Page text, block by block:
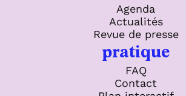
Agenda
Actualités
Revue de presse
pratique
FAQ
Contact